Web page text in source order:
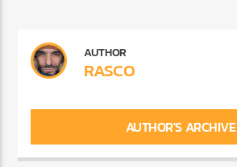
AUTHOR
RASCO
AUTHOR'S ARCHIVE